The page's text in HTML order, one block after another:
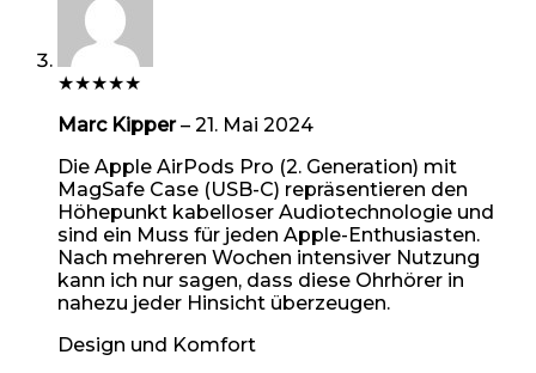
★★★★★
Marc Kipper– 21. Mai 2024
Die Apple AirPods Pro (2. Generation) mit
MagSafe Case (USB-C) repräsentieren den
Höhepunkt kabelloser Audiotechnologie und
sind ein Muss für jeden Apple-Enthusiasten.
Nach mehreren Wochen intensiver Nutzung
kann ich nur sagen, dass diese Ohrhörer in
nahezu jeder Hinsicht überzeugen.
Design und Komfort